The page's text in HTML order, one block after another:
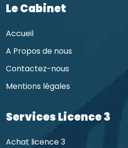
Le Cabinet
Accueil
A Propos de nous
Contactez-nous
Mentions légales
Services Licence 3
Achat licence 3